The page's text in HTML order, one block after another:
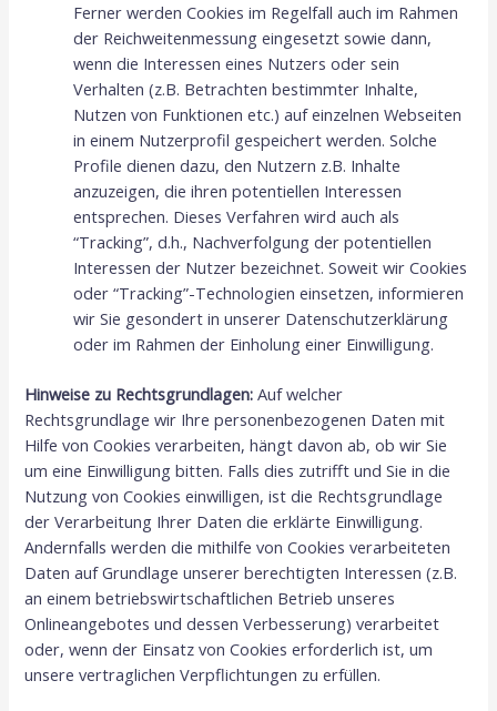
Ferner werden Cookies im Regelfall auch im Rahmen
der Reichweitenmessung eingesetzt sowie dann,
wenn die Interessen eines Nutzers oder sein
Verhalten (z.B. Betrachten bestimmter Inhalte,
Nutzen von Funktionen etc.) auf einzelnen Webseiten
in einem Nutzerprofil gespeichert werden. Solche
Profile dienen dazu, den Nutzern z.B. Inhalte
anzuzeigen, die ihren potentiellen Interessen
entsprechen. Dieses Verfahren wird auch als
“Tracking”, d.h., Nachverfolgung der potentiellen
Interessen der Nutzer bezeichnet. Soweit wir Cookies
oder “Tracking”-Technologien einsetzen, informieren
wir Sie gesondert in unserer Datenschutzerklärung
oder im Rahmen der Einholung einer Einwilligung.
Hinweise zu Rechtsgrundlagen:Auf welcher
Rechtsgrundlage wir Ihre personenbezogenen Daten mit
Hilfe von Cookies verarbeiten, hängt davon ab, ob wir Sie
um eine Einwilligung bitten. Falls dies zutrifft und Sie in die
Nutzung von Cookies einwilligen, ist die Rechtsgrundlage
der Verarbeitung Ihrer Daten die erklärte Einwilligung.
Andernfalls werden die mithilfe von Cookies verarbeiteten
Daten auf Grundlage unserer berechtigten Interessen (z.B.
an einem betriebswirtschaftlichen Betrieb unseres
Onlineangebotes und dessen Verbesserung) verarbeitet
oder, wenn der Einsatz von Cookies erforderlich ist, um
unsere vertraglichen Verpflichtungen zu erfüllen.